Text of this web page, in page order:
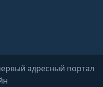
адресный портал